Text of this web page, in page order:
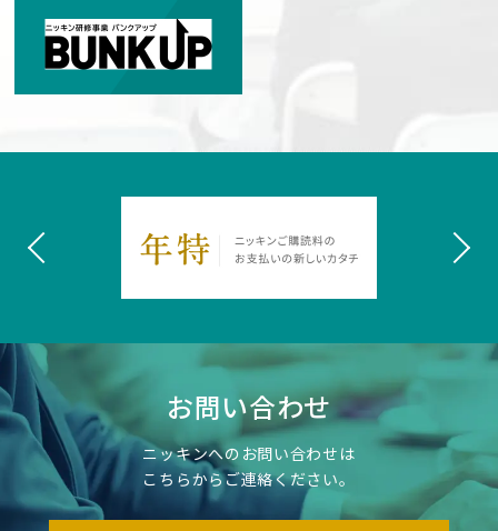
お問い合わせ
ニッキンへのお問い合わせは
こちらからご連絡ください。